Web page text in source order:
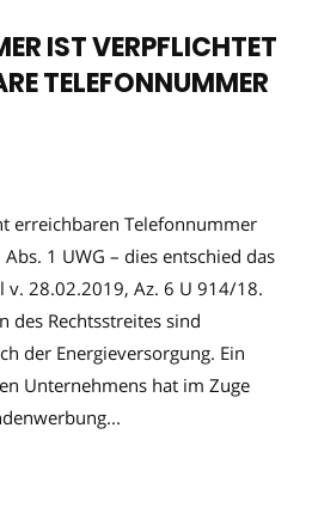
IST VERPFLICHTET
TELEFONNUMMER
erreichbaren Telefonnummer
1 UWG – dies entschied das
v. 28.02.2019, Az. 6 U 914/18.
des Rechtsstreites sind
der Energieversorgung. Ein
Unternehmens hat im Zuge